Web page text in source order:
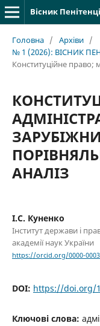
Вісник
Головна / Архіви /
№ 1 (2026): ВІСНИК
Конституційне правo;
АНАЛІЗ
І.С. Куненко
Інститут держави і
академії наук України
https://orcid.org/0000-
DOI: https://doi.org/
Ключові слова: